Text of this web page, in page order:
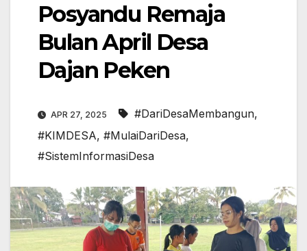
Posyandu Remaja
Bulan April Desa
Dajan Peken
APR 27, 2025 #DariDesaMembangun,
#KIMDESA, #MulaiDariDesa,
#SistemInformasiDesa